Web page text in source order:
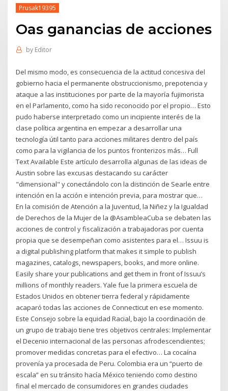
Prusak19395
Oas ganancias de acciones
by Editor
Del mismo modo, es consecuencia de la actitud concesiva del
gobierno hacia el permanente obstruccionismo, prepotencia y
ataque a las instituciones por parte de la mayoría fujimorista
en el Parlamento, como ha sido reconocido por el propio… Esto
pudo haberse interpretado como un incipiente interés de la
clase política argentina en empezar a desarrollar una
tecnología útil tanto para acciones militares dentro del país
como para la vigilancia de los puntos fronterizos más… Full
Text Available Este artículo desarrolla algunas de las ideas de
Austin sobre las excusas destacando su carácter
"dimensional" y conectándolo con la distinción de Searle entre
intención en la acción e intención previa, para mostrar que…
En la comisión de Atención a la Juventud, la Niñez y la Igualdad
de Derechos de la Mujer de la @AsambleaCuba se debaten las
acciones de control y fiscalización a trabajadoras por cuenta
propia que se desempeñan como asistentes para el… Issuu is
a digital publishing platform that makes it simple to publish
magazines, catalogs, newspapers, books, and more online.
Easily share your publications and get them in front of Issuu’s
millions of monthly readers. Yale fue la primera escuela de
Estados Unidos en obtener tierra federal y rápidamente
acaparó todas las acciones de Connecticut en ese momento.
Este Consejo sobre la equidad Racial, bajo la coordinación de
un grupo de trabajo tiene tres objetivos centrales: Implementar
el Decenio internacional de las personas afrodescendientes;
promover medidas concretas para el efectivo… La cocaína
provenía ya procesada de Peru. Colombia era un “puerto de
escala” en su tránsito hacía México teniendo como destino
final el mercado de consumidores en grandes ciudades